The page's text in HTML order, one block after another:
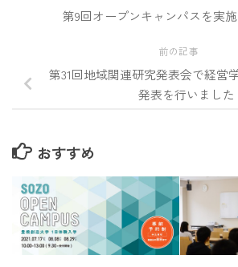
第9回オープンキャンパスを実
前の記事
第31回地域関連研究発表会で経営
発表を行いました
おすすめ